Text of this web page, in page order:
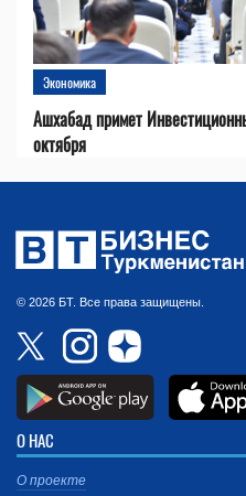
Экономика
Ашхабад примет
октября
© 2026 БТ. Все права защищены.
О НАС
О проекте